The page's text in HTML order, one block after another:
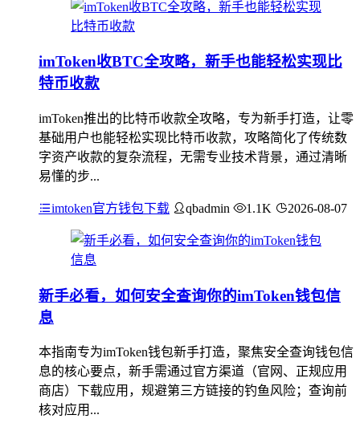
imToken收BTC全攻略，新手也能轻松实现比
特币收款
imToken推出的比特币收款全攻略，专为新手打造，让零
基础用户也能轻松实现比特币收款，攻略简化了传统数
字资产收款的复杂流程，无需专业技术背景，通过清晰
易懂的步...
imtoken官方钱包下载 qbadmin 1.1K 2026-08-07
新手必看，如何安全查询你的imToken钱包信
息
本指南专为imToken钱包新手打造，聚焦安全查询钱包信
息的核心要点，新手需通过官方渠道（官网、正规应用
商店）下载应用，规避第三方链接的钓鱼风险；查询前
核对应用...